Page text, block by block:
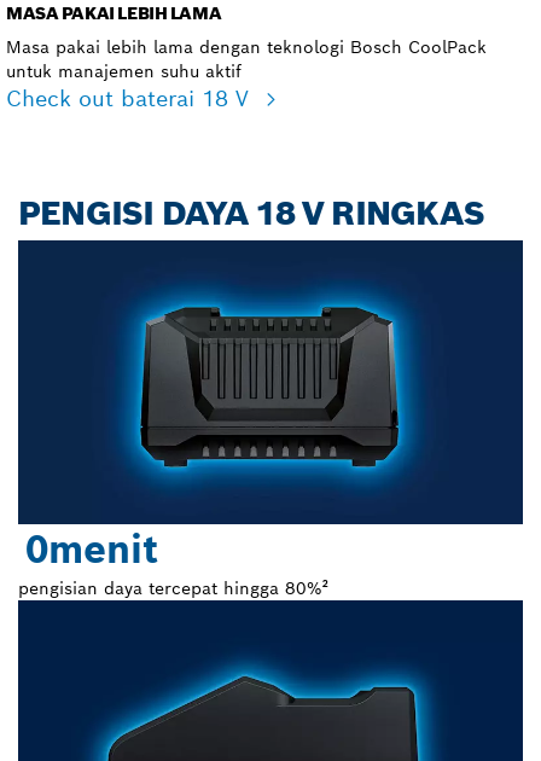
MASA PAKAI LEBIH LAMA
Masa pakai lebih lama dengan teknologi Bosch CoolPack
untuk manajemen suhu aktif
Check out baterai 18 V
PENGISI DAYA 18 V RINGKAS
0menit
pengisian daya tercepat hingga 80%²